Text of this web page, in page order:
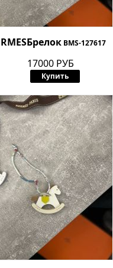
Брелок BMS-127617
17000 РУБ
Купить